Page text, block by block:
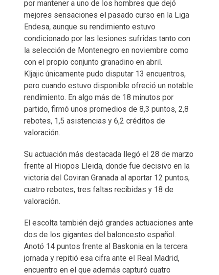
por mantener a uno de los hombres que dejó
mejores sensaciones el pasado curso en la Liga
Endesa, aunque su rendimiento estuvo
condicionado por las lesiones sufridas tanto con
la selección de Montenegro en noviembre como
con el propio conjunto granadino en abril.
Kljajic únicamente pudo disputar 13 encuentros,
pero cuando estuvo disponible ofreció un notable
rendimiento. En algo más de 18 minutos por
partido, firmó unos promedios de 8,3 puntos, 2,8
rebotes, 1,5 asistencias y 6,2 créditos de
valoración.
Su actuación más destacada llegó el 28 de marzo
frente al Hiopos Lleida, donde fue decisivo en la
victoria del Coviran Granada al aportar 12 puntos,
cuatro rebotes, tres faltas recibidas y 18 de
valoración.
El escolta también dejó grandes actuaciones ante
dos de los gigantes del baloncesto español.
Anotó 14 puntos frente al Baskonia en la tercera
jornada y repitió esa cifra ante el Real Madrid,
encuentro en el que además capturó cuatro